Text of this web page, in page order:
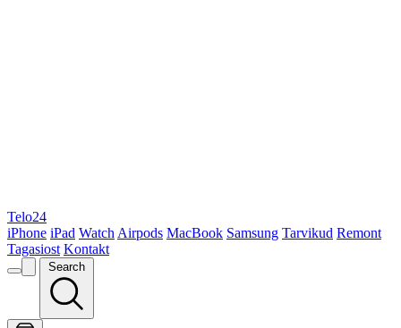
Telo24
iPhone iPad Watch Airpods MacBook Samsung Tarvikud Remont
Tagasiost Kontakt
Search